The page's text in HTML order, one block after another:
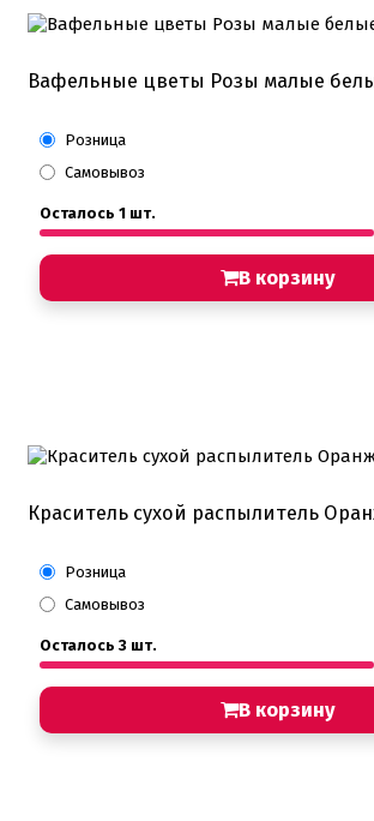
Вафельные цветы Розы малые
Розница
Самовывоз
Осталось 1 шт.
В корзину
Краситель сухой распылитель
Розница
Самовывоз
Осталось 3 шт.
В корзину